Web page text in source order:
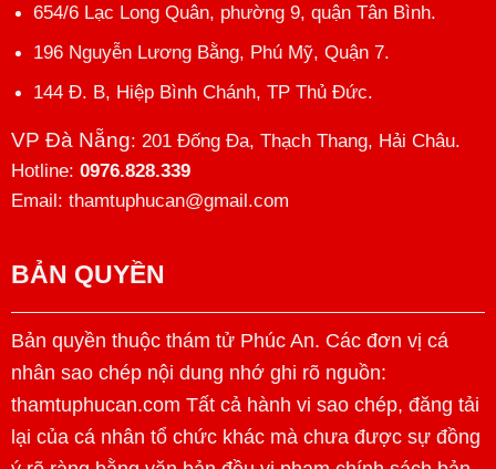
654/6 Lạc Long Quân, phường 9, quận Tân Bình.
196 Nguyễn Lương Bằng, Phú Mỹ, Quận 7.
144 Đ. B, Hiệp Bình Chánh, TP Thủ Đức.
VP Đà Nẵng: 201 Đống Đa, Thạch Thang, Hải Châu.
Hotline: 0976.828.339
Email: thamtuphucan@gmail.com
BẢN QUYỀN
Bản quyền thuộc thám tử Phúc An. Các đơn vị cá
nhân sao chép nội dung nhớ ghi rõ nguồn:
thamtuphucan.com Tất cả hành vi sao chép, đăng tải
lại của cá nhân tổ chức khác mà chưa được sự đồng